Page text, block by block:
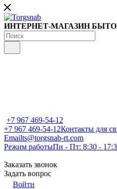
ИНТЕРНЕТ-МАГАЗИН
+7 967 469-54-12
+7 967 469-54-12Контакты для
Emailts@torgsnab-rt.com
Режим работыПн - Пт: 8:30 -
Заказать звонок
Задать вопрос
Войти